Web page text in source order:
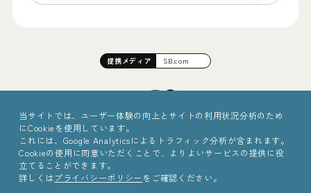
©2025 Sinc Inc.
提携メディア SB.com
当サイトでは、ユーザー体験の向上とサイトの利用状況分析のため
にCookieを使用しています。
これには、Google Analyticsによるトラフィック分析が含まれます。
Cookieの使用に同意いただくことで、よりよいサービスの提供に役
立てることができます。
詳しくはプライバシーポリシー をご確認ください。